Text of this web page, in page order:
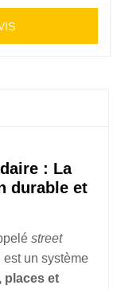
: La
durable et
street
est un système
places et